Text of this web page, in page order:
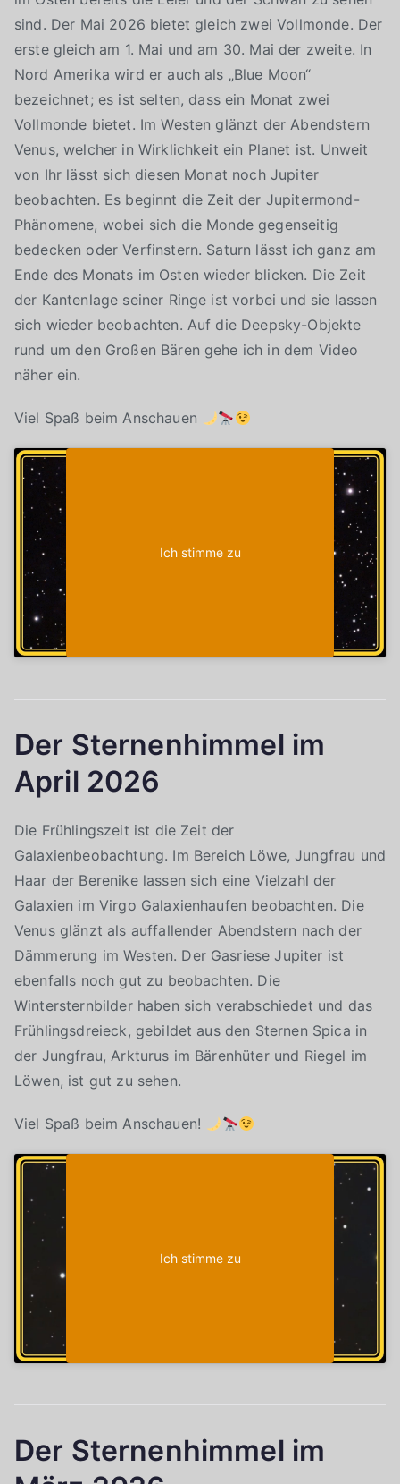
sind. Der Mai 2026 bietet gleich zwei Vollmonde. Der
erste gleich am 1. Mai und am 30. Mai der zweite. In
Nord Amerika wird er auch als „Blue Moon“
bezeichnet; es ist selten, dass ein Monat zwei
Vollmonde bietet. Im Westen glänzt der Abendstern
Venus, welcher in Wirklichkeit ein Planet ist. Unweit
von Ihr lässt sich diesen Monat noch Jupiter
beobachten. Es beginnt die Zeit der Jupitermond-
Phänomene, wobei sich die Monde gegenseitig
bedecken oder Verfinstern. Saturn lässt ich ganz am
Ende des Monats im Osten wieder blicken. Die Zeit
der Kantenlage seiner Ringe ist vorbei und sie lassen
sich wieder beobachten. Auf die Deepsky-Objekte
rund um den Großen Bären gehe ich in dem Video
näher ein.
Viel Spaß beim Anschauen
Ich stimme zu
Der Sternenhimmel im
April 2026
Die Frühlingszeit ist die Zeit der
Galaxienbeobachtung. Im Bereich Löwe, Jungfrau und
Haar der Berenike lassen sich eine Vielzahl der
Galaxien im Virgo Galaxienhaufen beobachten. Die
Venus glänzt als auffallender Abendstern nach der
Dämmerung im Westen. Der Gasriese Jupiter ist
ebenfalls noch gut zu beobachten. Die
Wintersternbilder haben sich verabschiedet und das
Frühlingsdreieck, gebildet aus den Sternen Spica in
der Jungfrau, Arkturus im Bärenhüter und Riegel im
Löwen, ist gut zu sehen.
Viel Spaß beim Anschauen!
Ich stimme zu
Der Sternenhimmel im